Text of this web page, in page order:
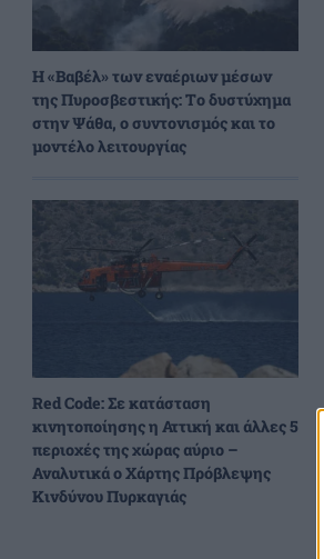
H «Βαβέλ» των εναέριων μέσων
της Πυροσβεστικής: Το δυστύχημα
στην Ψάθα, ο συντονισμός και το
μοντέλο λειτουργίας
Red Code: Σε κατάσταση
κινητοποίησης η Αττική και άλλες 5
περιοχές της χώρας αύριο –
Αναλυτικά ο Χάρτης Πρόβλεψης
Κινδύνου Πυρκαγιάς